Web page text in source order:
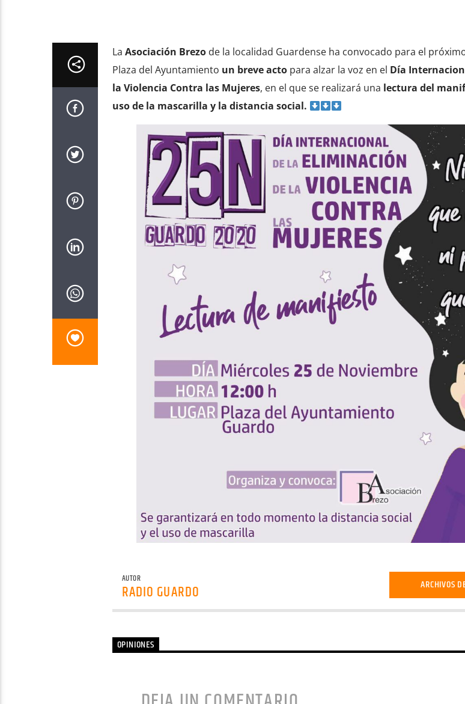
La Asociación Brezo de la localidad Guardense ha convocado para el
Plaza del Ayuntamiento un breve actopara alzar la voz en el Día
la Violencia Contra las Mujeres, en el que se realizará una lectura del
uso de la mascarilla y la distancia social.
AUTOR
RADIO GUARDO ARCHIVOS
OPINIONES